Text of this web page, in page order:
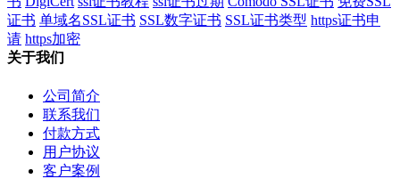
证书 单域名SSL证书 SSL数字证书 SSL证书类型 https证书申
请 https加密
关于我们
公司简介
联系我们
付款方式
用户协议
客户案例